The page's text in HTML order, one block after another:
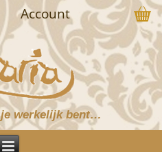
werkelijk bent…
Account